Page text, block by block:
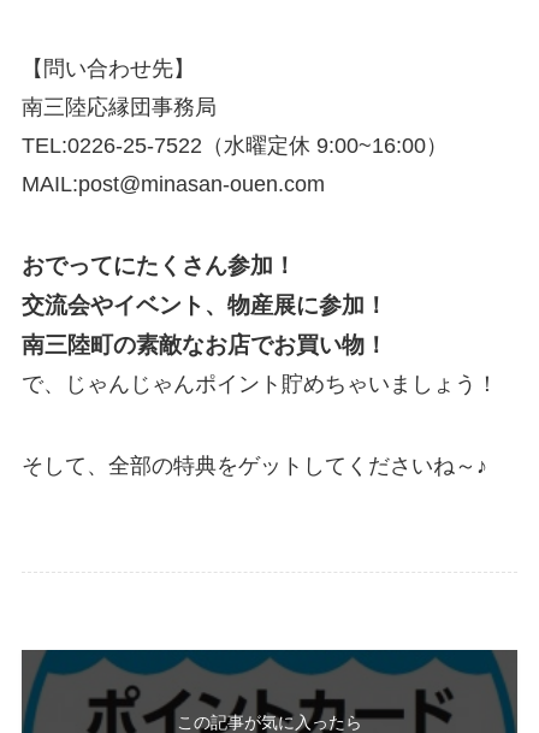
【問い合わせ先】
南三陸応縁団事務局
TEL:0226-25-7522（水曜定休 9:00~16:00）
MAIL:post@minasan-ouen.com
おでってにたくさん参加！
交流会やイベント、物産展に参加！
南三陸町の素敵なお店でお買い物！
で、じゃんじゃんポイント貯めちゃいましょう！
そして、全部の特典をゲットしてくださいね～♪
この記事が気に入ったら